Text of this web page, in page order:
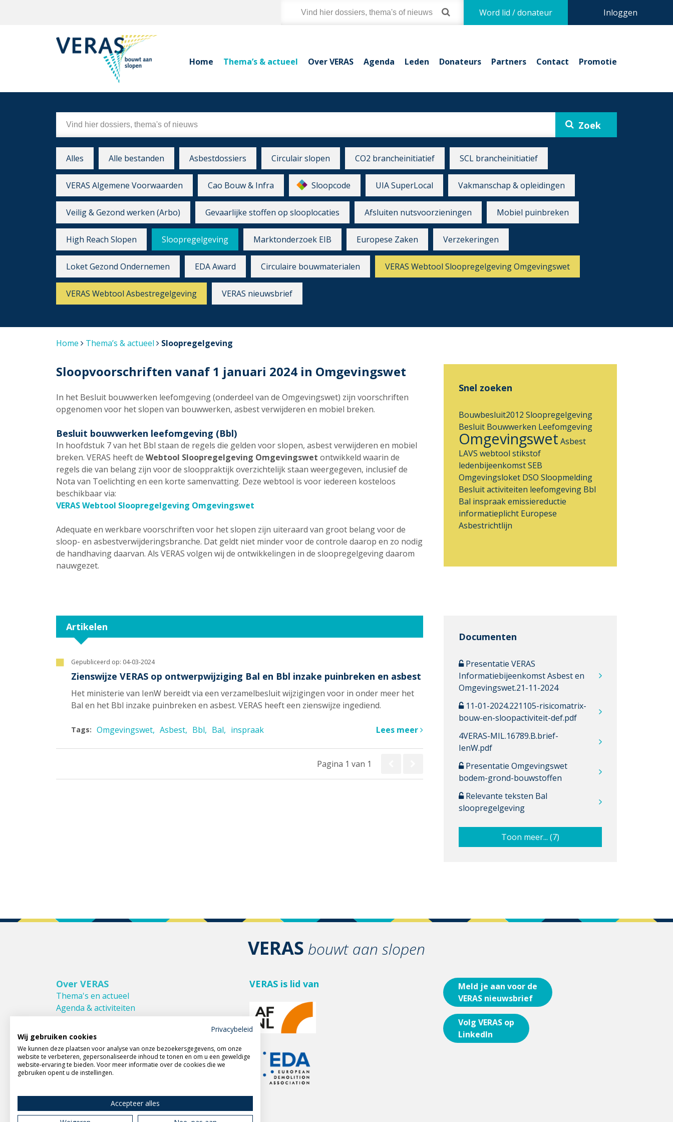
Inloggen
Word lid / donateur
Home Thema’s & actueel Over VERAS Agenda Leden Donateurs Partners Contact Promotie
Alles Alle bestanden Asbestdossiers Circulair slopen CO2 brancheinitiatief SCL brancheinitiatief
VERAS Algemene Voorwaarden Cao Bouw & Infra Sloopcode UIA SuperLocal Vakmanschap & opleidingen
Veilig & Gezond werken (Arbo) Gevaarlijke stoffen op slooplocaties Afsluiten nutsvoorzieningen Mobiel puinbreken
High Reach Slopen Sloopregelgeving Marktonderzoek EIB Europese Zaken Verzekeringen
Loket Gezond Ondernemen EDA Award Circulaire bouwmaterialen VERAS Webtool Sloopregelgeving Omgevingswet
VERAS Webtool Asbestregelgeving VERAS nieuwsbrief
Home Thema’s & actueel Sloopregelgeving
Sloopvoorschriften vanaf 1 januari 2024 in Omgevingswet
In het Besluit bouwwerken leefomgeving (onderdeel van de Omgevingswet) zijn voorschriften
opgenomen voor het slopen van bouwwerken, asbest verwijderen en mobiel breken.
Besluit bouwwerken leefomgeving (Bbl)
In hoofdstuk 7 van het Bbl staan de regels die gelden voor slopen, asbest verwijderen en mobiel
breken. VERAS heeft de Webtool Sloopregelgeving Omgevingswet ontwikkeld waarin de
regels die van belang zijn voor de slooppraktijk overzichtelijk staan weergegeven, inclusief de
Nota van Toelichting en een korte samenvatting. Deze webtool is voor iedereen kosteloos
beschikbaar via:
VERAS Webtool Sloopregelgeving Omgevingswet
Adequate en werkbare voorschriften voor het slopen zijn uiteraard van groot belang voor de
sloop- en asbestverwijderingsbranche. Dat geldt niet minder voor de controle daarop en zo nodig
de handhaving daarvan. Als VERAS volgen wij de ontwikkelingen in de sloopregelgeving daarom
nauwgezet.
Snel zoeken
Bouwbesluit2012 Sloopregelgeving
Besluit Bouwwerken Leefomgeving
Omgevingswet Asbest
LAVS webtool stikstof
ledenbijeenkomstSEB
Omgevingsloket DSO Sloopmelding
Besluit activiteiten leefomgeving Bbl
Bal inspraakemissiereductie
informatieplicht Europese
Asbestrichtlijn
Artikelen
Gepubliceerd op: 04-03-2024
Zienswijze VERAS op ontwerpwijziging Bal en Bbl inzake puinbreken en asbest
Het ministerie van IenW bereidt via een verzamelbesluit wijzigingen voor in onder meer het
Bal en het Bbl inzake puinbreken en asbest. VERAS heeft een zienswijze ingediend.
Tags: Omgevingswet Asbest Bbl Bal inspraak Lees meer
Pagina 1 van 1
Documenten
Presentatie VERAS
Informatiebijeenkomst Asbest en
Omgevingswet.21-11-2024
11-01-2024.221105-risicomatrix-
bouw-en-sloopactiviteit-def.pdf
4VERAS-MIL.16789.B.brief-
IenW.pdf
Presentatie Omgevingswet
bodem-grond-bouwstoffen
Relevante teksten Bal
sloopregelgeving
Toon meer... (7)
VERAS bouwt aan slopen
Over VERAS
Thema's en actueel
Agenda & activiteiten
Bestuur & Commissies
Leden van VERAS
Donateurs van VERAS
Huishoudelijk reglement
VERAS is lid van
Meld je aan voor de
VERAS nieuwsbrief
Volg VERAS op
LinkedIn
Privacybeleid
Wij gebruiken cookies
We kunnen deze plaatsen voor analyse van onze bezoekersgegevens, om onze
website te verbeteren, gepersonaliseerde inhoud te tonen en om u een geweldige
website-ervaring te bieden. Voor meer informatie over de cookies die we
gebruiken opent u de instellingen.
Accepteer alles